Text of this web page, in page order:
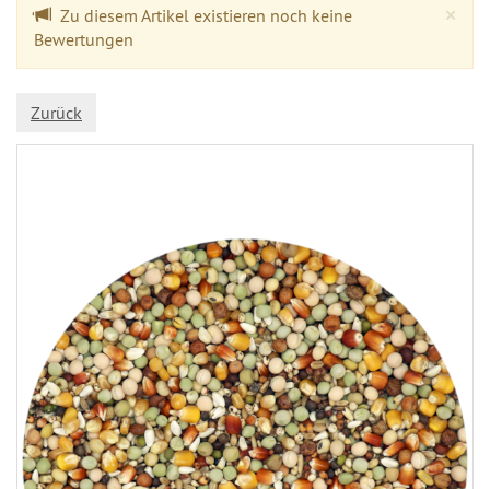
×
Zu diesem Artikel existieren noch keine
Bewertungen
Zurück